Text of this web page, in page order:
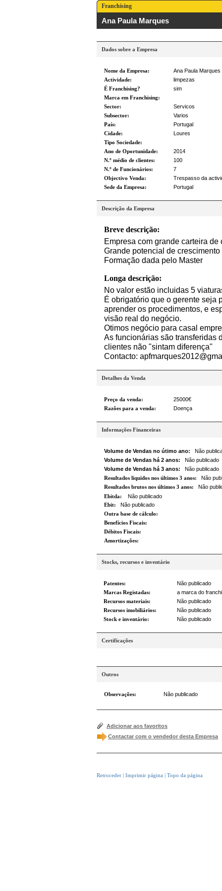
Franchising
Ana Paula Marques
Dados sobre a Empresa
Nome da Empresa:
Ana Paula
Actividade:
limpezas
É Franchising?
sim
Marca em Franchising:
Sector:
Servicos
Subsector:
Varios
País:
Portugal
Cidade:
Loures
Tipo Sociedade:
Ano de Oportunidade:
2014
N.º médio de clientes:
100
N.º de Funcionários:
7
Objectivo Venda:
Trespasso da
Sede da Empresa:
Portugal
Descrição da Empresa
Breve descrição:
Empresa com grande carteira de
Grande potencial de crescimento
Formação dada pelo Master
Longa descrição:
No valor estão incluidas 5
É obrigatório que o gerente seja
aprender os procedimentos, e
visão real do negócio.
Otimos negócio para casal
As funcionárias são transferidas
clientes não "sintam diferença"
Contacto:
Detalhes da Venda
Preço da venda:
25000€
Razões para a venda:
Doença
Informações Financeiras
Volume de Vendas no útimo ano: Não
Volume de Vendas há 2 anos: Não publicado
Volume de Vendas há 3 anos: Não publicado
Resultados liquidos nos últimos 3 anos: Não
Resultados brutos nos últimos 3 anos:
Não
Ebitda:
Não publicado
Ebit:
Não publicado
Outra base de cálculo:
Benefícios Fiscais:
Débitos Fiscais:
Amortizações:
Stocks, recursos e inventário
Patentes:
Não publicado
Marcas Registadas:
a marca do
Recursos materiais:
Não publicado
Recursos imobiliários:
Não publicado
Stock e inventário:
Não publicado
Certificações
Outros
Observações: Não publicado
Adicionar aos favoritos
Contactar com o vendedor desta Empresa
Retroceder | Imprimir página | Topo da página